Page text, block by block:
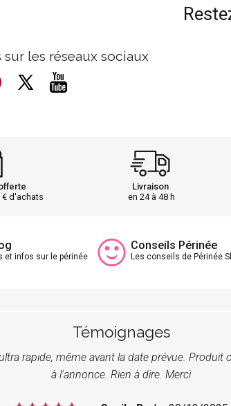
les réseaux sociaux
€ d'achats
Livraison
en 24 à 48 h
et infos sur le périnée
Conseils Périnée
Les conseils de Périnée
Témoignages
rapide, même avant la date prévue. Produit
à l'annonce. Rien à dire. Merci